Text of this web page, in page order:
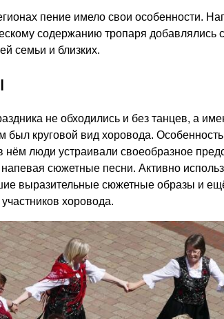
пение имело свои особенности.
содержанию тропаря добавлялись
семьи и близких.
не обходились и без танцев, а
был круговой вид хоровода.
нём люди устраивали своеобразное
сюжетные песни. Активно
выразительные сюжетные образы и
хоровода.